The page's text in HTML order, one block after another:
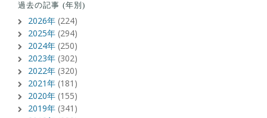
過去の記事 (年別)
2026年 (224)
2025年 (294)
2024年 (250)
2023年 (302)
2022年 (320)
2021年 (181)
2020年 (155)
2019年 (341)